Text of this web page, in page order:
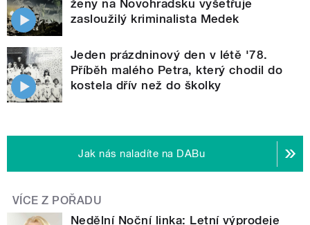
ženy na Novohradsku vyšetřuje
zasloužilý kriminalista Medek
Jeden prázdninový den v létě '78.
Příběh malého Petra, který chodil do
kostela dřív než do školky
Jak nás naladíte na DABu
VÍCE Z POŘADU
Nedělní Noční linka: Letní výprodeje